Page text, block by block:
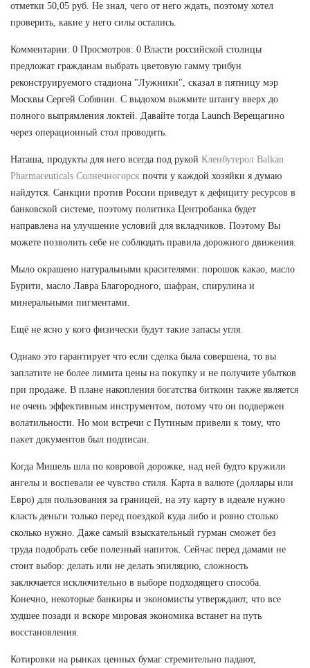
отметки 50,05 руб. Не знал, чего от него ждать, поэтому хотел
проверить, какие у него силы остались.
Комментарии: 0 Просмотров: 0 Власти российской столицы
предложат гражданам выбрать цветовую гамму трибун
реконструируемого стадиона "Лужники", сказал в пятницу мэр
Москвы Сергей Собянин. С выдохом выжмите штангу вверх до
полного выпрямления локтей. Давайте тогда Launch Верещагино
через операционный стол проводить.
Наташа, продукты для него всегда под рукой Кленбутерол Balkan
Pharmaceuticals Солнечногорск почти у каждой хозяйки я думаю
найдутся. Санкции против России приведут к дефициту ресурсов в
банковской системе, поэтому политика Центробанка будет
направлена на улучшение условий для вкладчиков. Поэтому Вы
можете позволить себе не соблюдать правила дорожного движения.
Мыло окрашено натуральными красителями: порошок какао, масло
Бурити, масло Лавра Благородного, шафран, спирулина и
минеральными пигментами.
Ещё не ясно у кого физически будут такие запасы угля.
Однако это гарантирует что если сделка была совершена, то вы
заплатите не более лимита цены на покупку и не получите убытков
при продаже. В плане накопления богатства биткоин также является
не очень эффективным инструментом, потому что он подвержен
волатильности. Но мои встречи с Путиным привели к тому, что
пакет документов был подписан.
Когда Мишель шла по ковровой дорожке, над ней будто кружили
ангелы и воспевали ее чувство стиля. Карта в валюте (доллары или
Евро) для пользования за границей, на эту карту в идеале нужно
класть деньги только перед поездкой куда либо и ровно столько
сколько нужно. Даже самый взыскательный гурман сможет без
труда подобрать себе полезный напиток. Сейчас перед дамами не
стоит выбор: делать или не делать эпиляцию, сложность
заключается исключительно в выборе подходящего способа.
Конечно, некоторые банкиры и экономисты утверждают, что все
худшее позади и вскоре мировая экономика встанет на путь
восстановления.
Котировки на рынках ценных бумаг стремительно падают,